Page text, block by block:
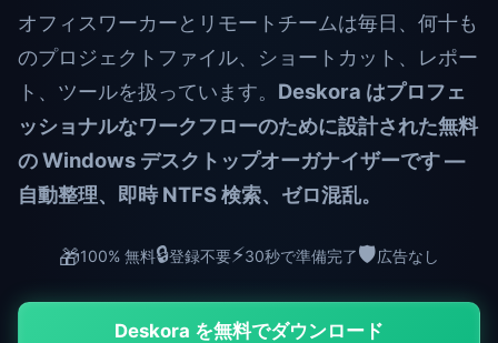
オフィスワーカーとリモートチームは毎日、何十も
のプロジェクトファイル、ショートカット、レポー
ト、ツールを扱っています。 Deskora はプロフェ
ッショナルなワークフローのために設計された無料
の Windows デスクトップオーガナイザーです —
自動整理、即時 NTFS 検索、ゼロ混乱。
🎁100% 無料🔒登録不要⚡30秒で準備完了🛡️広告なし
Deskora を無料でダウンロード